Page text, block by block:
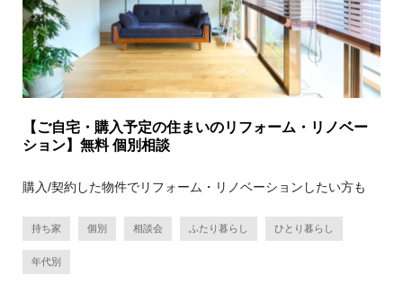
【ご自宅・購入予定の住まいのリフォーム・リノベー
ション】無料 個別相談
購入/契約した物件でリフォーム・リノベーションしたい方も
持ち家 個別 相談会 ふたり暮らし ひとり暮らし
年代別